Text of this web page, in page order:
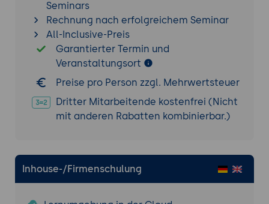
kontinuierliche Weiterbildung des Coachs.
8. Praxis-Übung: Coaching-Zirkel "Business
Case"
Simulation Auftragsklärung:
eines realitätsnahen Gesprächs zwischen
HR, Führungskraft und Coach.
Live-Coaching-Sequenz:Bearbeitung einer
spezifischen Karriere- oder
Passung zum Unternehmenskontext.
Seminars
Rechnung nach erfolgreichem Seminar
All-Inclusive-Preis
Garantierter Termin und
Veranstaltungsort
Preise pro Person zzgl. Mehrwertsteuer
Dritter Mitarbeitende kostenfrei (Nicht
mit anderen Rabatten kombinierbar.)
Inhouse-/Firmenschulung